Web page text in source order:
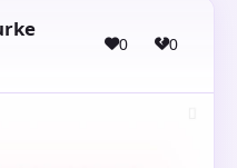
0 0